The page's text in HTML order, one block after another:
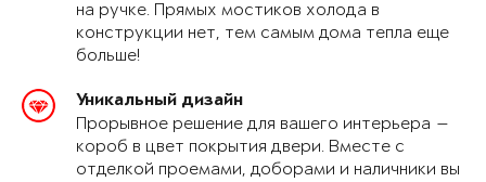
на ручке. Прямых мостиков холода в
конструкции нет, тем самым дома тепла еще
больше!
Уникальный дизайн
Прорывное решение для вашего интерьера —
короб в цвет покрытия двери. Вместе с
отделкой проемами, доборами и наличники вы